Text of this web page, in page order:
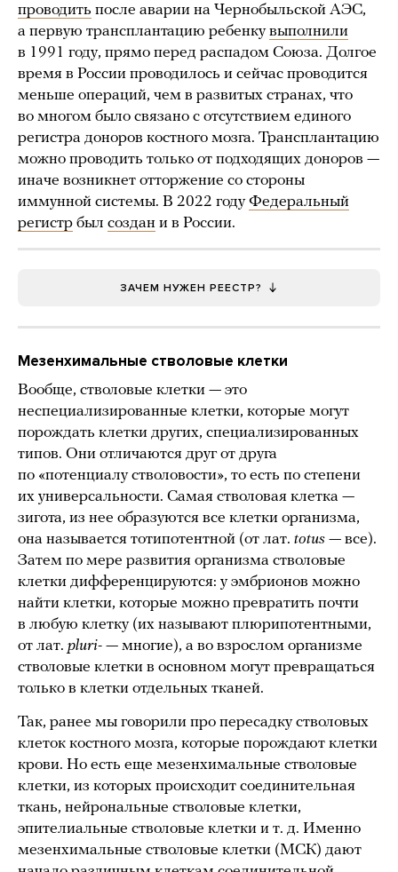
проводить после аварии на Чернобыльской АЭС,
а первую трансплантацию ребенкувыполнили
в 1991 году, прямо перед распадом Союза. Долгое
время в России проводилось и сейчас проводится
меньше операций, чем в развитых странах, что
во многом было связано с отсутствием единого
регистра доноров костного мозга. Трансплантацию
можно проводить только от подходящих доноров —
иначе возникнет отторжение со стороны
иммунной системы. В 2022 годуФедеральный
регистр был создан и в России.
ЗАЧЕМ НУЖЕН РЕЕСТР?
Мезенхимальные стволовые клетки
Вообще, стволовые клетки — это
неспециализированные клетки, которые могут
порождать клетки других, специализированных
типов. Они отличаются друг от друга
по «потенциалу стволовости», то есть по степени
их универсальности. Самая стволовая клетка —
зигота, из нее образуются все клетки организма,
она называется тотипотентной (от лат. totus — все).
Затем по мере развития организма стволовые
клетки дифференцируются: у эмбрионов можно
найти клетки, которые можно превратить почти
в любую клетку (их называют плюрипотентными,
от лат. pluri- — многие), а во взрослом организме
стволовые клетки в основном могут превращаться
только в клетки отдельных тканей.
Так, ранее мы говорили про пересадку стволовых
клеток костного мозга, которые порождают клетки
крови. Но есть еще мезенхимальные стволовые
клетки, из которых происходит соединительная
ткань, нейрональные стволовые клетки,
эпителиальные стволовые клетки и т. д. Именно
мезенхимальные стволовые клетки (МСК) дают